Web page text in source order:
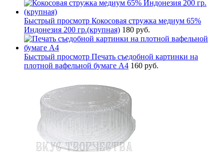
Быстрый просмотр Кокосовая стружка медиум 65%
Индонезия 200 гр.(крупная) 180 руб.
Быстрый просмотр Печать съедобной картинки на
плотной вафельной бумаге А4 160 руб.